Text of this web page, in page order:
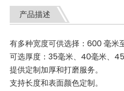
产品描述
有多种宽度可供选择：600 毫米至
可选厚度：35毫米、40毫米、45
提供定制加厚和打磨服务。
支持长度和表面颜色定制。